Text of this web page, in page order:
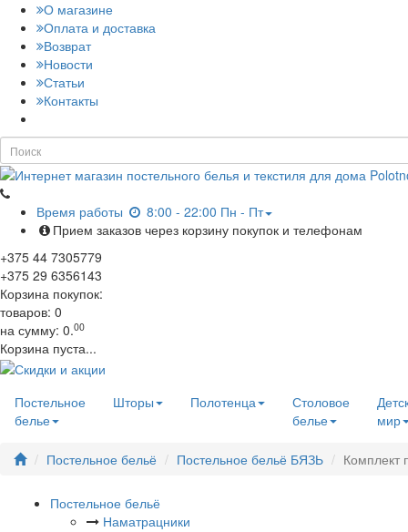
О магазине
Оплата и доставка
Возврат
Новости
Статьи
Контакты
Время работы
8:00 - 22:00 Пн - Пт
Прием заказов через корзину покупок и телефонам
+375 44 7305779
+375 29 6356143
Корзина покупок:
товаров: 0
на сумму: 0.00
Корзина пуста...
Постельное
белье
Шторы Полотенца
Столовое
белье
мир
Постельное бельё Постельное бельё БЯЗЬ Комплект
Постельное бельё
Наматрацники